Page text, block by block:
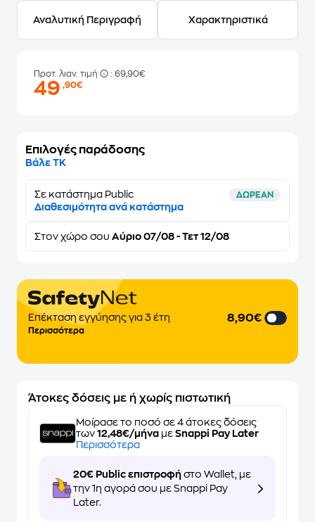
Αναλυτική Περιγραφή Χαρακτηριστικά
Προτ. λιαν. τιμή : 69,90€
49,90€
Επιλογές παράδοσης
Βάλε ΤΚ
Σε κατάστημα Public ΔΩΡΕΑΝ
Διαθεσιμότητα ανά κατάστημα
Στον χώρο σου Αύριο 07/08 - Τετ 12/08
Επέκταση εγγύησης για 3 έτη
Περισσότερα
8,90€
Άτοκες δόσεις με ή χωρίς πιστωτική
Μοίρασε το ποσό σε 4 άτοκες δόσεις
των 12,48€/μήνα με Snappi Pay Later
Περισσότερα
20€ Public επιστροφή στο Wallet, με
την 1η αγορά σου με Snappi Pay
Later.